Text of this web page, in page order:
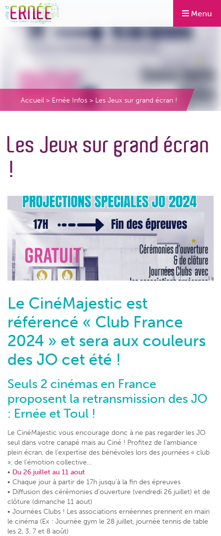
Menu
Accueil > Ernée Infos > Les Jeux sur grand écran !
Les Jeux sur grand écran
!
Le CinéMajestic est
référencé « Club France
2024 » et sera aux couleurs
des JO cet été !
Seuls 2 cinémas en France
proposent la retransmission des JO
: Ernée et Toul !
Le CinéMajestic vous encourage donc à ne pas regarder les JO
seul dans votre canapé mais au Ciné ! Profitez de l’ambiance
plein écran, de l’expertise des bénévoles lors des journées « club
», de l’émotion collective…
• Du 26 juillet au 11 aout
• Chaque jour à partir de 17h jusqu’à la fin des épreuves
• Diffusion des cérémonies d’ouverture (vendredi 26 juillet) et de
clôture (dimanche 11 aout)
• Journées Clubs ! Les associations ernéennes prennent en main
le cinéma (Ex : Journée gym le 28 juillet, journée tennis de table
les 2, 3, 7 et 8 août)